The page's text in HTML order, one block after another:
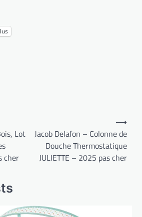
Lot
cher
Jacob Delafon – Colonne de
Douche Thermostatique
JULIETTE – 2025 pas cher
⟶